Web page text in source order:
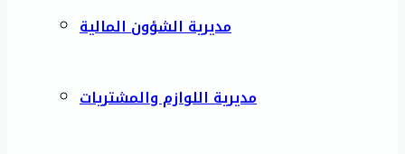
مديرية الشؤون المالية
مديرية اللوازم والمشتريات